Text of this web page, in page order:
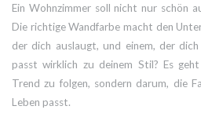
Ein Wohnzimmer soll nicht nur schön
Die richtige Wandfarbe macht den
der dich auslaugt, und einem, der
passt wirklich zu deinem Stil? Es
Trend zu folgen, sondern darum, die
Leben passt.